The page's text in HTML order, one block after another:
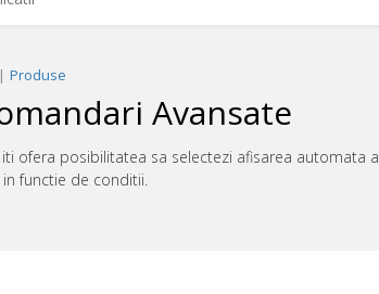
Produse
Avansate
ofera posibilitatea sa selectezi afisarea automata
functie de conditii.